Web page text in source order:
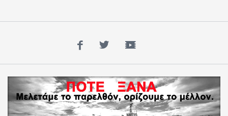
Facebook
TwitterYouTube